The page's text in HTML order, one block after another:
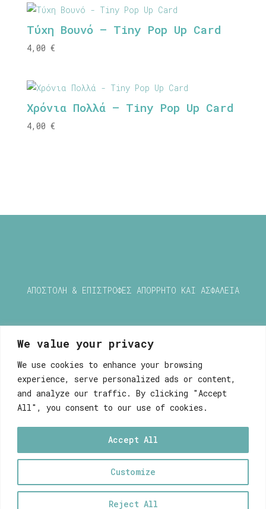
We value your privacy
We use cookies to enhance your browsing
experience, serve personalized ads or content,
and analyze our traffic. By clicking "Accept
All", you consent to our use of cookies.
Customize
Reject All
Accept All
through
9,80 €
Τύχη Βουνό – Tiny Pop Up Card
4,00 €
Χρόνια Πολλά – Tiny Pop Up Card
4,00 €
ΑΠΟΣΤΟΛΗ & ΕΠΙΣΤΡΟΦΕΣ ΑΠΟΡΡΗΤΟ ΚΑΙ ΑΣΦΑΛΕΙΑ
Μυρσίνη Μανέτα
Ευαγγελιστρίας 9, 84100
Ερμούπολη, Σύρος
Τηλ. 22810.88.069
2025 © BIRDS & LOFTS / MYRSINI MANETA
WEB DEVELOPEMENT WITH ♥ BY FABULOUS
0